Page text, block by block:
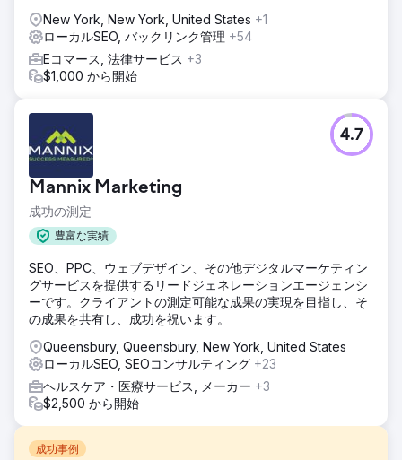
New York, New York, United States +1
ローカルSEO, バックリンク管理 +54
Eコマース, 法律サービス +3
$1,000 から開始
Mannix Marketing
成功の測定
豊富な実績
4.7
SEO、PPC、ウェブデザイン、その他デジタルマーケティン
グサービスを提供するリードジェネレーションエージェンシ
ーです。クライアントの測定可能な成果の実現を目指し、そ
の成果を共有し、成功を祝います。
Queensbury, Queensbury, New York, United States
ローカルSEO, SEOコンサルティング +23
ヘルスケア・医療サービス, メーカー +3
$2,500 から開始
成功事例